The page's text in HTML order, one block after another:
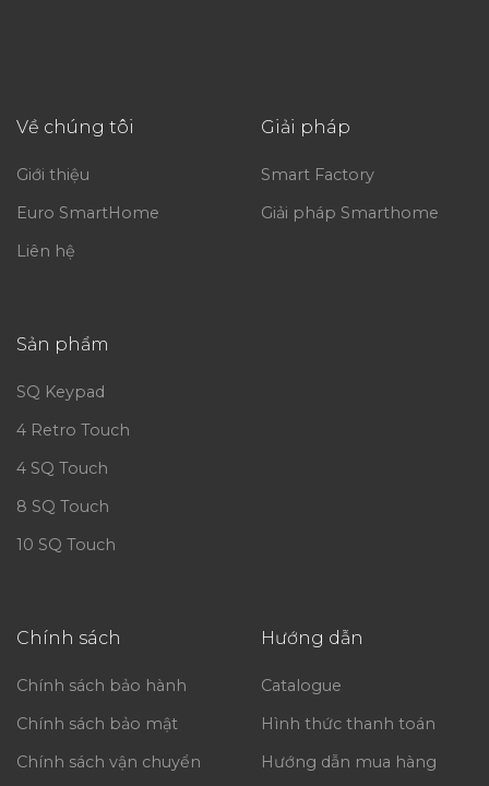
Về chúng tôi
Giới thiệu
Euro SmartHome
Liên hệ
Giải pháp
Smart Factory
Giải pháp Smarthome
Sản phẩm
SQ Keypad
4 Retro Touch
4 SQ Touch
8 SQ Touch
10 SQ Touch
Chính sách
Chính sách bảo hành
Chính sách bảo mật
Chính sách vận chuyển
Hướng dẫn
Catalogue
Hình thức thanh toán
Hướng dẫn mua hàng